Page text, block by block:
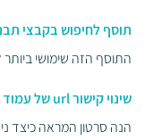
תוסף לחיפוש בקבצי
התוסף הזה שימושי
שינוי קישור url של עמוד או פוסט קיים בוורדפרס
הנה סרטון המראה כיצד